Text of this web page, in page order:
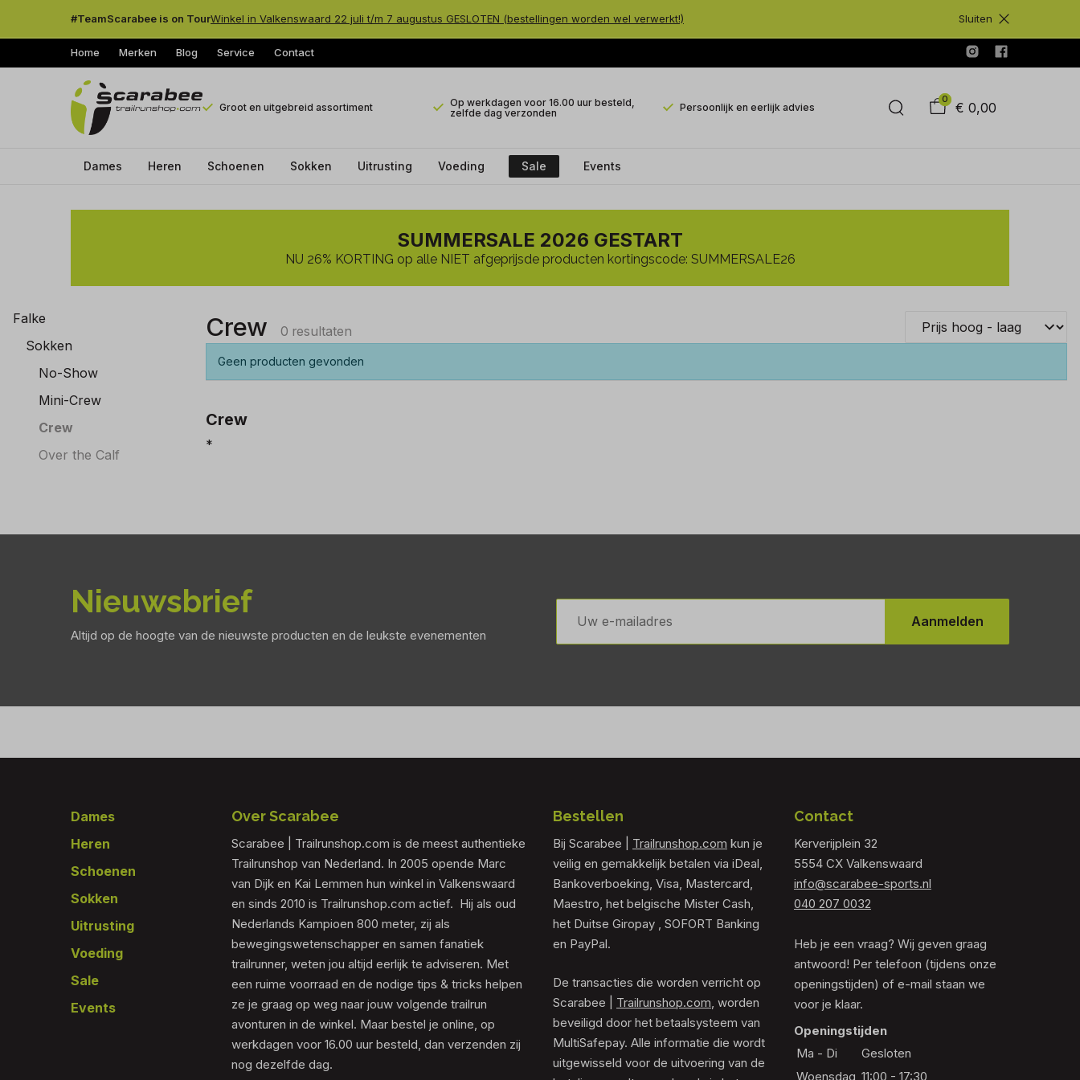
#TeamScarabee is on TourWinkel in Valkenswaard 22 juli t/m 7 augustus GESLOTEN (bestellingen worden wel verwerkt!) Sluiten
Home Merken Blog Service Contact
Groot en uitgebreid assortiment
Op werkdagen voor 16.00 uur besteld,
zelfde dag verzonden
Persoonlijk en eerlijk advies
0
€ 0,00
Dames Heren Schoenen Sokken Uitrusting Voeding Sale Events
Crew
Trailrunshop
SUMMERSALE 2026 GESTART
NU 26% KORTING op alle NIET afgeprijsde producten kortingscode: SUMMERSALE26
Falke
Sokken
No-Show
Mini-Crew
Crew
Over the Calf
Crew 0 resultaten
Geen producten gevonden
Crew
*
Nieuwsbrief
Altijd op de hoogte van de nieuwste producten en de leukste evenementen
E-
mailadres
Aanmelden
Footer
Dames
Heren
Schoenen
Sokken
Uitrusting
Voeding
Sale
Events
Over Scarabee
Scarabee | Trailrunshop.com is de meest authentieke
Trailrunshop van Nederland. In 2005 opende Marc
van Dijk en Kai Lemmen hun winkel in Valkenswaard
en sinds 2010 is Trailrunshop.com actief. Hij als oud
Nederlands Kampioen 800 meter, zij als
bewegingswetenschapper en samen fanatiek
trailrunner, weten jou altijd eerlijk te adviseren. Met
een ruime voorraad en de nodige tips & tricks helpen
ze je graag op weg naar jouw volgende trailrun
avonturen in de winkel. Maar bestel je online, op
werkdagen voor 16.00 uur besteld, dan verzenden zij
nog dezelfde dag.
Bestellen
Bij Scarabee | Trailrunshop.com kun je
veilig en gemakkelijk betalen via iDeal,
Bankoverboeking, Visa, Mastercard,
Maestro, het belgische Mister Cash,
het Duitse Giropay , SOFORT Banking
en PayPal.
De transacties die worden verricht op
Scarabee | Trailrunshop.com , worden
beveiligd door het betaalsysteem van
MultiSafepay. Alle informatie die wordt
uitgewisseld voor de uitvoering van de
Contact
Kerverijplein 32
5554 CX Valkenswaard
info@scarabee-sports.nl
040 207 0032
Heb je een vraag? Wij geven graag
antwoord! Per telefoon (tijdens onze
openingstijden) of e-mail staan we
voor je klaar.
Openingstijden
Ma - Di
Gesloten
Woensdag 11:00 - 17:30